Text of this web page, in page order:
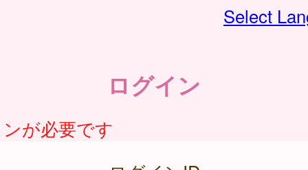
Select
ログイン
が必要です